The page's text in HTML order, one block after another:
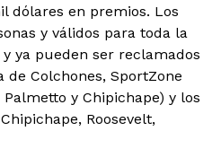
dólares en premios. Los
y válidos para toda la
ya pueden ser reclamados
Colchones, SportZone
y Chipichape) y los
Roosevelt,